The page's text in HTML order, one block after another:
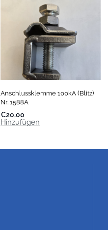
Anschlussklemme 100kA (Blitz)
Nr. 1588A
€20,00
Hinzufügen